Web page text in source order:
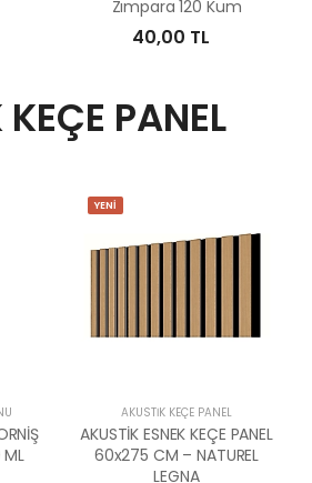
Zımpara 120 Kum
40,00 TL
PANEL
ML
YENİ
AKUSTİK KEÇE PANEL
AKUSTİK ESNEK KEÇE PANEL
60x275 CM – NATUREL
LEGNA